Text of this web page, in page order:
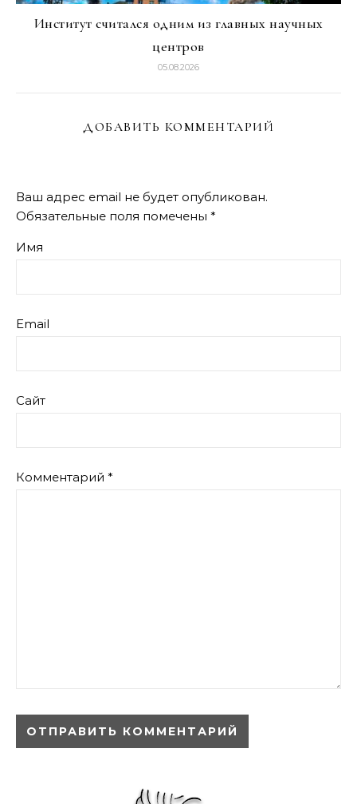
Институт считался одним из главных научных
центров
05.08.2026
ДОБАВИТЬ КОММЕНТАРИЙ
Ваш адрес email не будет опубликован.
Обязательные поля помечены *
Имя
Email
Сайт
Комментарий *